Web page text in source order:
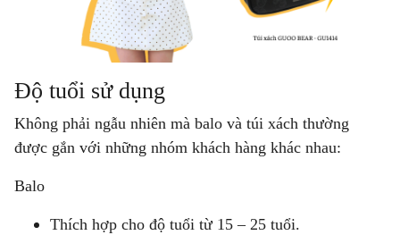
Độ tuổi sử dụng
Không phải ngẫu nhiên mà balo và túi xách thường
được gắn với những nhóm khách hàng khác nhau:
Balo
Thích hợp cho độ tuổi từ 15 – 25 tuổi.